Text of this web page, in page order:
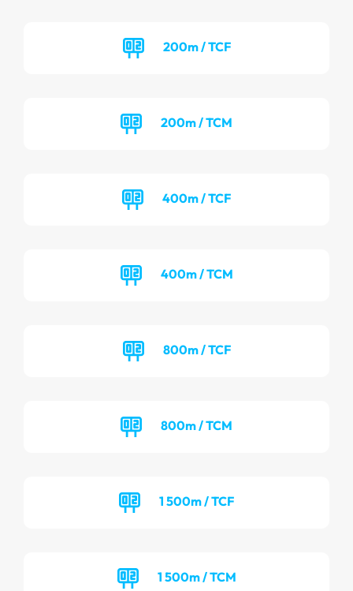
200m / TCF
200m / TCM
400m / TCF
400m / TCM
800m / TCF
800m / TCM
1 500m / TCF
1 500m / TCM